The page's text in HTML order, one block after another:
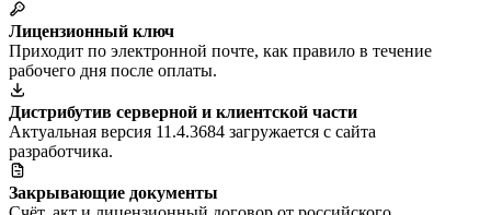
Лицензионный ключ
Приходит по электронной почте, как правило в течение
рабочего дня после оплаты.
Дистрибутив серверной и клиентской части
Актуальная версия 11.4.3684 загружается с сайта
разработчика.
Закрывающие документы